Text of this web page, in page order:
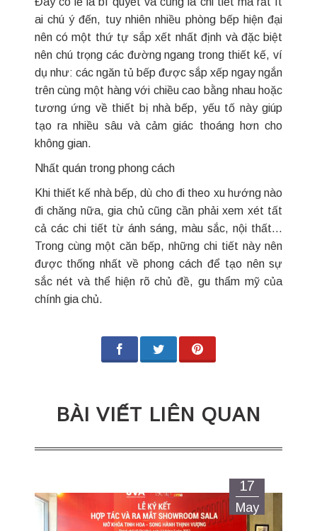
ai chú ý đến, tuy nhiên nhiều phòng bếp hiện đại
nên có một thứ tự sắp xết nhất định và đặc biệt
nên chú trọng các đường ngang trong thiết kế, ví
dụ như: các ngăn tủ bếp được sắp xếp ngay ngắn
trên cùng một hàng với chiều cao bằng nhau hoặc
tương ứng về thiết bị nhà bếp, yếu tố này giúp
tạo ra nhiều sâu và cảm giác thoáng hơn cho
không gian.
Nhất quán trong phong cách
Khi thiết kế nhà bếp, dù cho đi theo xu hướng nào
đi chăng nữa, gia chủ cũng cần phải xem xét tất
cả các chi tiết từ ánh sáng, màu sắc, nội thất…
Trong cùng một căn bếp, những chi tiết này nên
được thống nhất về phong cách để tạo nên sự
sắc nét và thể hiện rõ chủ đề, gu thẩm mỹ của
chính gia chủ.
BÀI VIẾT LIÊN QUAN
17
May